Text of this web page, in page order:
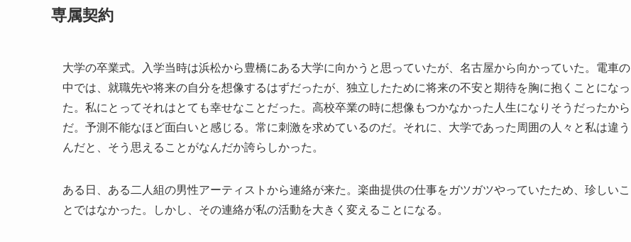
専属契約
大学の卒業式。入学当時は浜松から豊橋にある大学に向かうと思っていたが、名古屋から向かっていた。電車の
中では、就職先や将来の自分を想像するはずだったが、独立したために将来の不安と期待を胸に抱くことになっ
た。私にとってそれはとても幸せなことだった。高校卒業の時に想像もつかなかった人生になりそうだったから
だ。予測不能なほど面白いと感じる。常に刺激を求めているのだ。それに、大学であった周囲の人々と私は違う
んだと、そう思えることがなんだか誇らしかった。
ある日、ある二人組の男性アーティストから連絡が来た。楽曲提供の仕事をガツガツやっていたため、珍しいこ
とではなかった。しかし、その連絡が私の活動を大きく変えることになる。